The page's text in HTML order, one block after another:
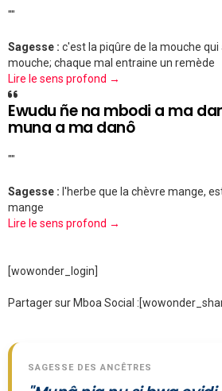
""
Sagesse : c'est la piqûre de la mouche qui
mouche; chaque mal entraine un remède
Lire le sens profond →
Ewudu ñe na mbodi a ma
muna a ma danô
""
Sagesse : l'herbe que la chèvre mange,
mange
Lire le sens profond →
[wowonder_login]
Partager sur Mboa Social :
SAGESSE DES ANCÊTRES